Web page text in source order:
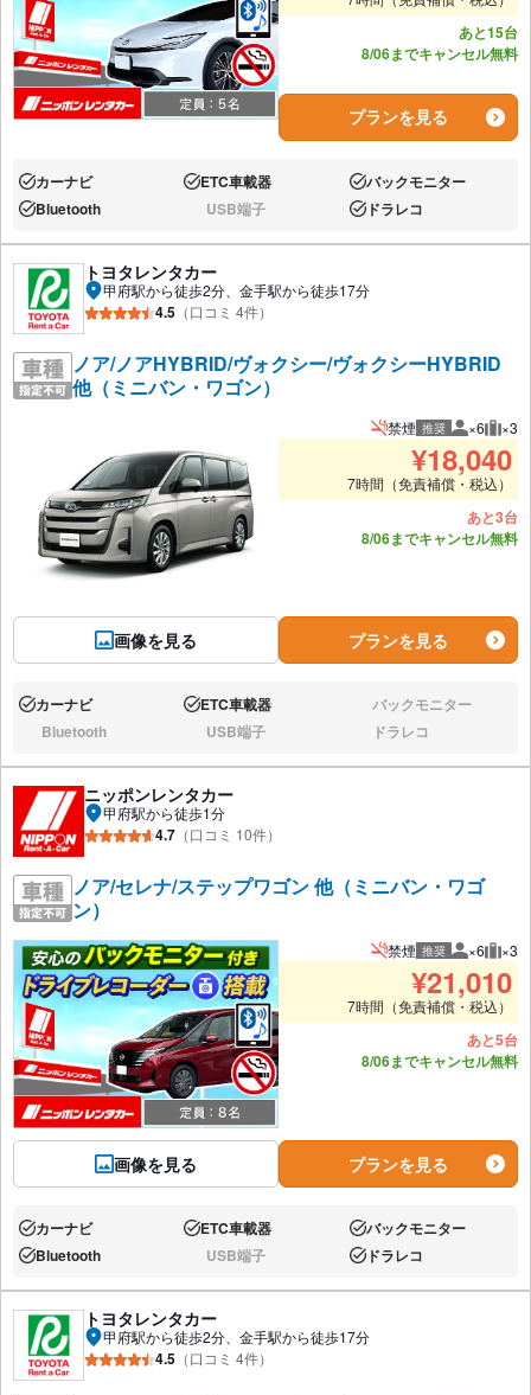
あと15台
8/06までキャンセル無料
プランを見る
あり:カーナビ あり:ETC車載器 あり:バックモニター
あり:Bluetooth なし:USB端子 あり:ドラレコ
トヨタレンタカー
甲府駅から徒歩2分、金手駅から徒歩17分
4.5 （口コミ 4件）
ノア/ノアHYBRID/ヴォクシー/ヴォクシーHYBRID
他（ミニバン・ワゴン）
画像を見る
禁煙 推奨 推奨人数
×6 推
×3
¥18,040
7時間（免責補償・税込）
あと3台
8/06までキャンセル無料
プランを見る
あり:カーナビ あり:ETC車載器 なし:バックモニター
なし:Bluetooth なし:USB端子 なし:ドラレコ
ニッポンレンタカー
甲府駅から徒歩1分
4.7 （口コミ 10件）
ノア/セレナ/ステップワゴン 他（ミニバン・ワゴ
ン）
画像を見る
禁煙 推奨 推奨人数
×6 推
×3
¥21,010
7時間（免責補償・税込）
あと5台
8/06までキャンセル無料
プランを見る
あり:カーナビ あり:ETC車載器 あり:バックモニター
あり:Bluetooth なし:USB端子 あり:ドラレコ
トヨタレンタカー
甲府駅から徒歩2分、金手駅から徒歩17分
4.5 （口コミ 4件）